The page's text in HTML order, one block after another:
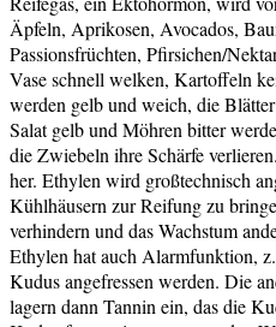
Äpfeln, Aprikosen, Avocados,
Passionsfrüchten, Pfirsichen/
Vase schnell welken, Kartoffeln
werden gelb und weich, die
Salat gelb und Möhren bitter
die Zwiebeln ihre Schärfe
her. Ethylen wird großtechnisch
Kühlhäusern zur Reifung zu
verhindern und das Wachstum
Ethylen hat auch Alarmfunktion,
Kudus angefressen werden. Die
lagern dann Tannin ein, das die